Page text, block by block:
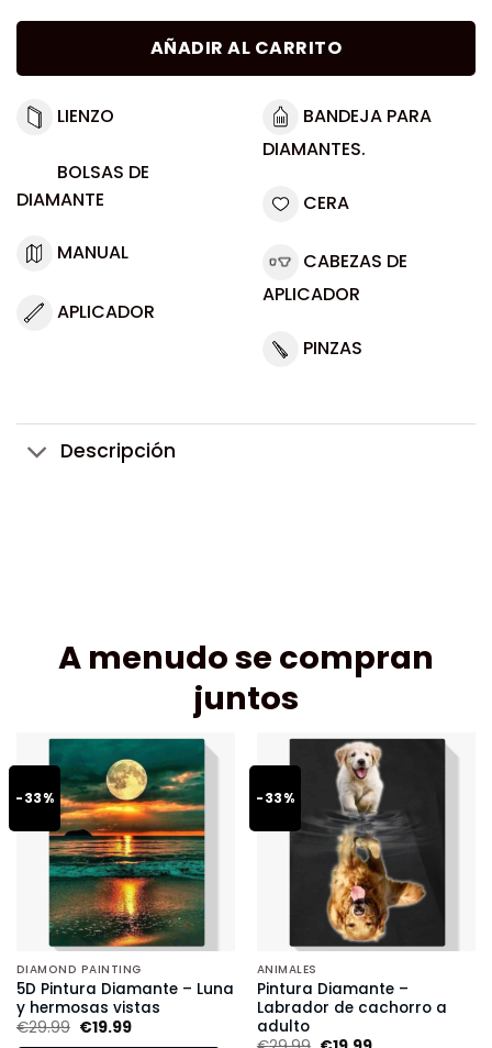
AÑADIR AL CARRITO
LIENZO
BOLSAS DE
DIAMANTE
MANUAL
APLICADOR
BANDEJA PARA
DIAMANTES.
CERA
CABEZAS DE
APLICADOR
PINZAS
Descripción
A menudo se compran
juntos
-33%
DIAMOND PAINTING
5D Pintura Diamante – Luna
y hermosas vistas
€29.99 €19.99
-33%
ANIMALES
Pintura Diamante –
Labrador de cachorro a
adulto